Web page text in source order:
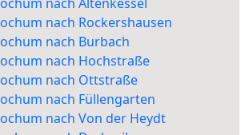
nach Rockershausen
nach Burbach
nach Hochstraße
nach Ottstraße
nach Füllengarten
nach Von der Heydt